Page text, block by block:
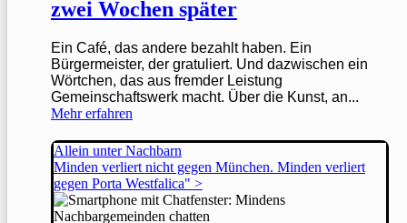
zwei Wochen später
Ein Café, das andere bezahlt haben. Ein
Bürgermeister, der gratuliert. Und dazwischen ein
Wörtchen, das aus fremder Leistung
Gemeinschaftswerk macht. Über die Kunst, an...
Mehr erfahren
Allein unter Nachbarn
Minden verliert nicht gegen München. Minden verliert
gegen Porta Westfalica" >